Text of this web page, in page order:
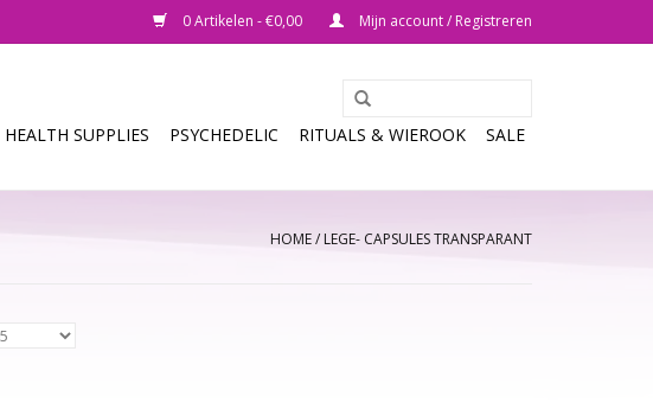
0 Artikelen - €0,00 Mijn account / Registreren
HEALTH SUPPLIES PSYCHEDELIC RITUALS & WIEROOK SALE
HOME/LEGE- CAPSULES TRANSPARANT